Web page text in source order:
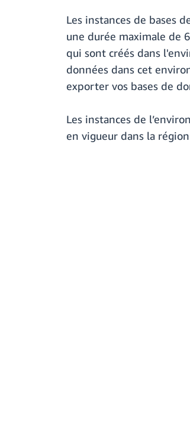
Les instances de bases
une durée maximale de
qui sont créés dans
données dans cet
exporter vos bases de
Les instances de
en vigueur dans la